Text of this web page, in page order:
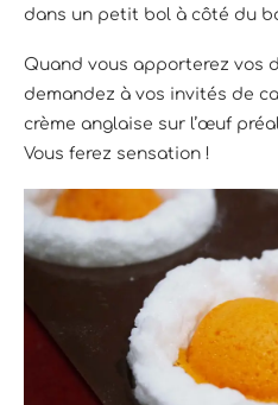
dans un petit bol à côté du
Quand vous apporterez vos
demandez à vos invités de
crème anglaise sur l’œuf
Vous ferez sensation !